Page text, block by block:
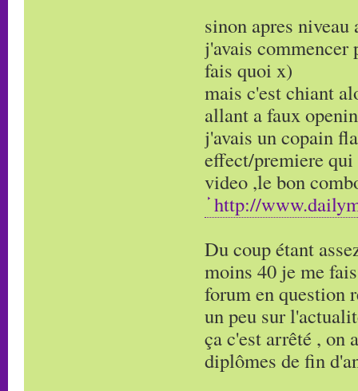
sinon apres
j'avais commencer
fais quoi x)
mais c'est chiant
allant a faux
j'avais un copain
effect/premiere
video ,le bon
http://
Du coup étant
moins 40 je me
forum en question
un peu sur
ça c'est arrêté , on
diplômes de fin